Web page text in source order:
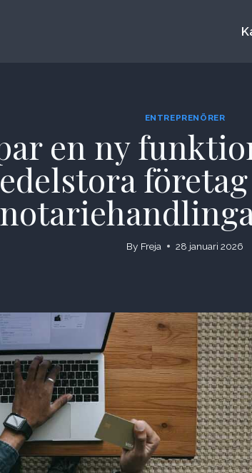
ENTREPRENÖRER
en ny
By Freja 28 januari 2026